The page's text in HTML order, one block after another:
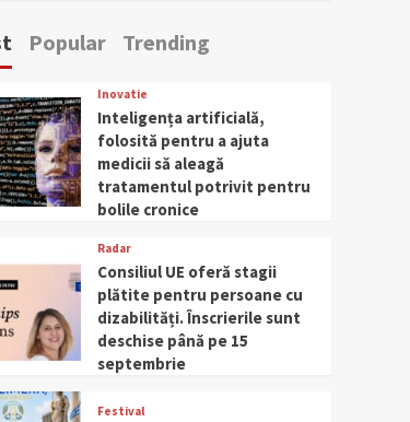
Popular Trending
Inovatie
Inteligența artificială,
folosită pentru a ajuta
medicii să aleagă
tratamentul potrivit pentru
bolile cronice
Radar
Consiliul UE oferă stagii
plătite pentru persoane cu
dizabilități. Înscrierile sunt
deschise până pe 15
septembrie
Festival